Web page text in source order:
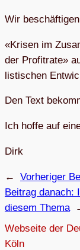
Wir
«Kri­sen im
der Pro­fi­trate»
lis­ti­schen
Den Text
Ich hoffe auf
Dirk
← Vorheriger
Beitrag danach:
die­sem Thema
Webseite der
Köln